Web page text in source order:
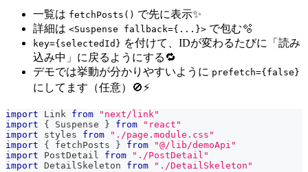
一覧は fetchPosts() で先に表示✨
詳細は <Suspense fallback={...}> で包む🫧
key={selectedId} を付けて、IDが変わるたびに「読み
込み中」に戻るようにする🔁
デモでは挙動が分かりやすいように prefetch={false}
にしてます（任意）🚫⚡
import Link from
"next/link"
import
{ Suspense } from
"react"
import
styles from
"./page.module.css"
import
{ fetchPosts } from
"@/lib/demoApi"
import
PostDetail from
"./PostDetail"
import DetailSkeleton from
"./DetailSkeleton"